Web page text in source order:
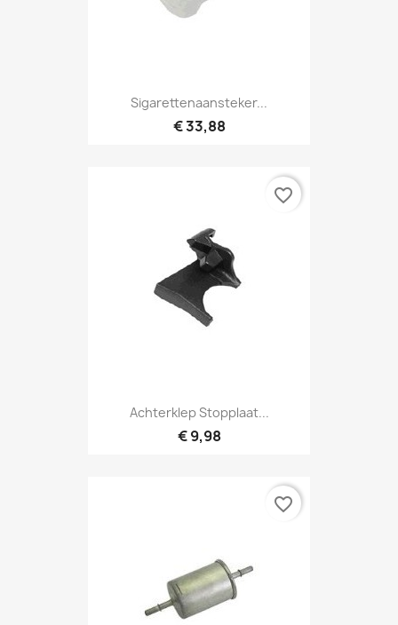
Sigarettenaansteker...
€ 33,88
Achterklep Stopplaat...
€ 9,98
favorite_border
favorite_border